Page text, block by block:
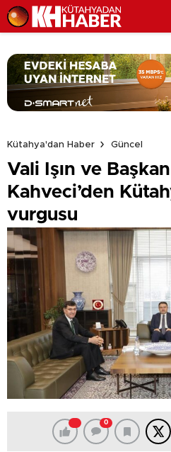
Kütahya'dan Haber
Güncel
Vali Işın ve Başkan
Kahveci’den
vurgusu
0